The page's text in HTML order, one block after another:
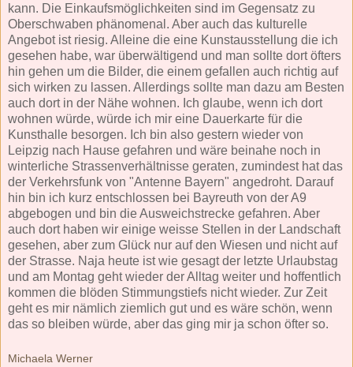
kann. Die Einkaufsmöglichkeiten sind im Gegensatz zu
Oberschwaben phänomenal. Aber auch das kulturelle
Angebot ist riesig. Alleine die eine Kunstausstellung die ich
gesehen habe, war überwältigend und man sollte dort öfters
hin gehen um die Bilder, die einem gefallen auch richtig auf
sich wirken zu lassen. Allerdings sollte man dazu am Besten
auch dort in der Nähe wohnen. Ich glaube, wenn ich dort
wohnen würde, würde ich mir eine Dauerkarte für die
Kunsthalle besorgen. Ich bin also gestern wieder von
Leipzig nach Hause gefahren und wäre beinahe noch in
winterliche Strassenverhältnisse geraten, zumindest hat das
der Verkehrsfunk von "Antenne Bayern" angedroht. Darauf
hin bin ich kurz entschlossen bei Bayreuth von der A9
abgebogen und bin die Ausweichstrecke gefahren. Aber
auch dort haben wir einige weisse Stellen in der Landschaft
gesehen, aber zum Glück nur auf den Wiesen und nicht auf
der Strasse. Naja heute ist wie gesagt der letzte Urlaubstag
und am Montag geht wieder der Alltag weiter und hoffentlich
kommen die blöden Stimmungstiefs nicht wieder. Zur Zeit
geht es mir nämlich ziemlich gut und es wäre schön, wenn
das so bleiben würde, aber das ging mir ja schon öfter so.
Michaela Werner